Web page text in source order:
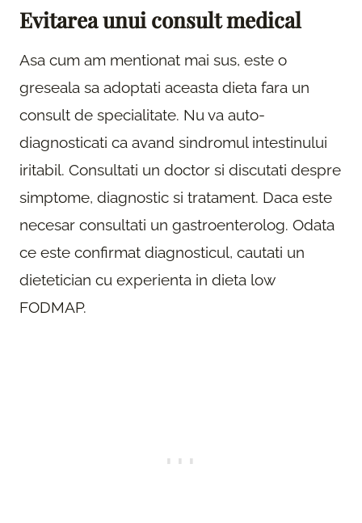
Evitarea unui consult medical
Asa cum am mentionat mai sus, este o
greseala sa adoptati aceasta dieta fara un
consult de specialitate. Nu va auto-
diagnosticati ca avand sindromul intestinului
iritabil. Consultati un doctor si discutati despre
simptome, diagnostic si tratament. Daca este
necesar consultati un gastroenterolog. Odata
ce este confirmat diagnosticul, cautati un
dietetician cu experienta in dieta low
FODMAP.